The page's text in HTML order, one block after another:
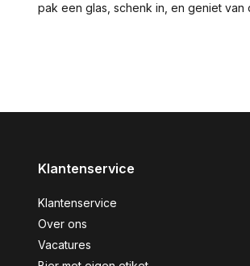
pak een glas, schenk in, en geniet van
Klantenservice
Klantenservice
Over ons
Vacatures